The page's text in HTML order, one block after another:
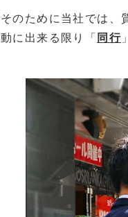
そのために当社では、
動に出来る限り「 同行